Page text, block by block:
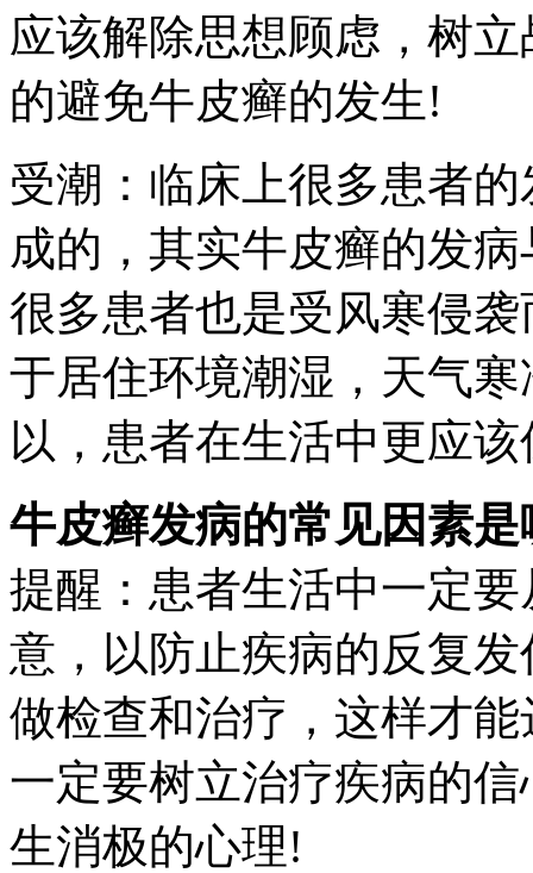
应该解除思想顾虑，树
的避免牛皮癣的发生!
受潮：临床上很多患者
成的，其实牛皮癣的发
很多患者也是受风寒侵
于居住环境潮湿，天气
以，患者在生活中更应
牛皮癣发病的常见因素是
提醒：患者生活中一定要
意，以防止疾病的反复
做检查和治疗，这样才
一定要树立治疗疾病的
生消极的心理!